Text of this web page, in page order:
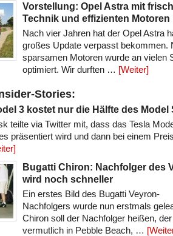
Vorstellung: Opel Astra mit
Technik und effizienten Motoren
Nach vier Jahren hat der Opel Astra
großes Update verpasst bekommen.
sparsamen Motoren wurde an vielen
optimiert. Wir durften … [Weiter]
Stories:
3 kostet nur die Hälfte des Model
teilte via Twitter mit, dass das Tesla
präsentiert wird und dann bei einem
Bugatti Chiron: Nachfolger des
wird noch schneller
Ein erstes Bild des Bugatti Veyron-
Nachfolgers wurde nun erstmals
Chiron soll der Nachfolger heißen, der
vermutlich in Pebble Beach, …